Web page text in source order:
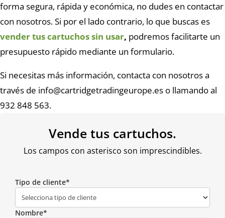
forma segura, rápida y económica, no dudes en contactar
con nosotros. Si por el lado contrario, lo que buscas es
vender tus cartuchos sin usar, podremos facilitarte un
presupuesto rápido mediante un formulario.
Si necesitas más información, contacta con nosotros a
través de info@cartridgetradingeurope.es o llamando al
932 848 563.
Vende tus cartuchos.
Los campos con asterisco son imprescindibles.
Tipo de cliente*
Nombre*